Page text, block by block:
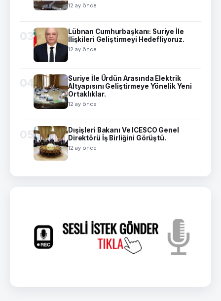
12 ay önce
03
Lübnan Cumhurbaşkanı: Suriye İle
İlişkileri Geliştirmeyi Hedefliyoruz.
12 ay önce
04
Suriye İle Ürdün Arasında Elektrik
Altyapısını Geliştirmeye Yönelik Yeni
Ortaklıklar.
12 ay önce
05
Dışişleri Bakanı Ve ICESCO Genel
Direktörü İş Birliğini Görüştü.
12 ay önce